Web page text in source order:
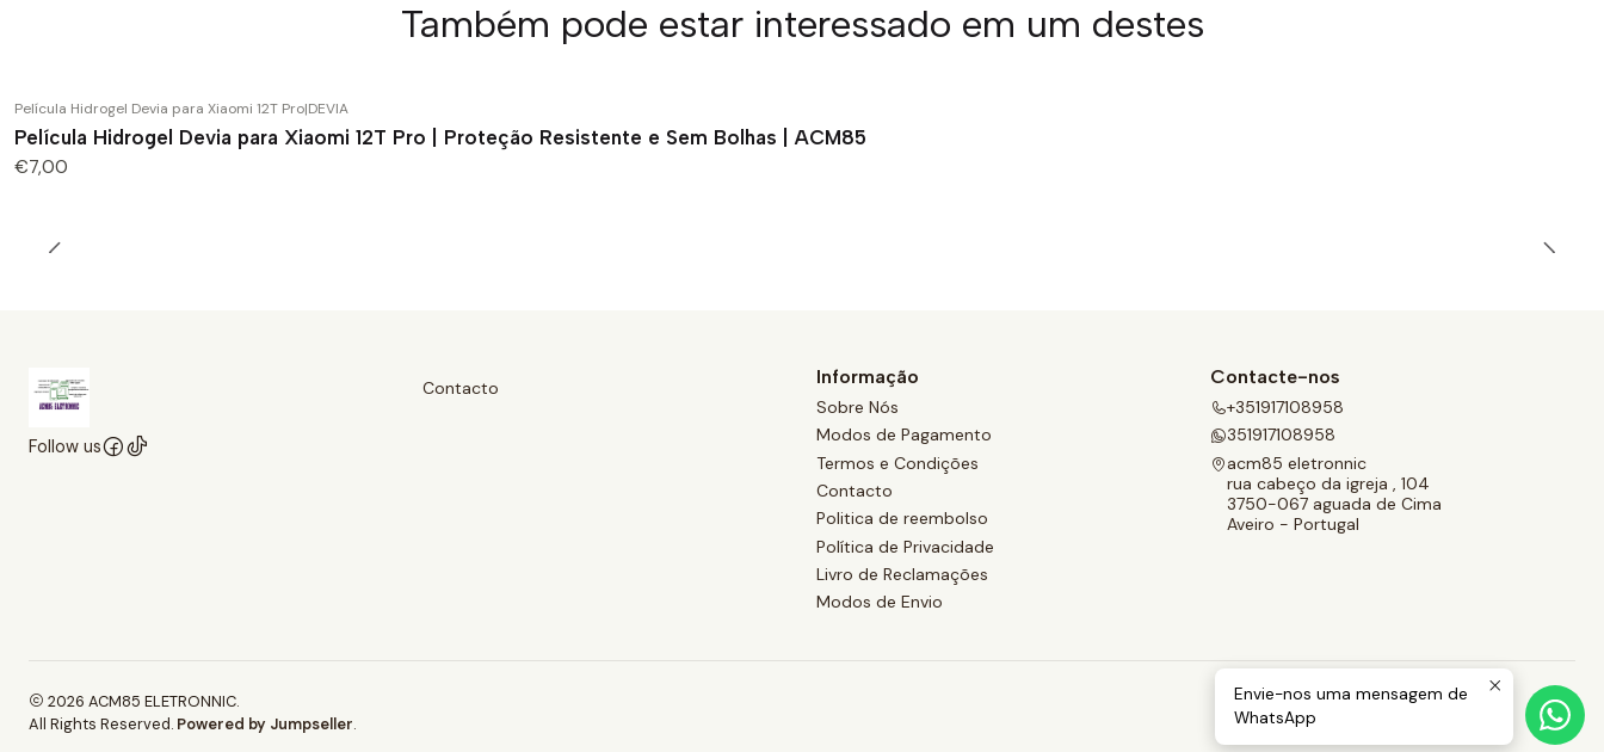
Também pode estar interessado em um destes
Película Hidrogel Devia para Xiaomi 12T Pro|DEVIA
Película Hidrogel Devia para Xiaomi 12T Pro | Proteção Resistente e Sem Bolhas | ACM85
€7,00
Follow us
Contacto
Informação
Sobre Nós
Modos de Pagamento
Termos e Condições
Contacto
Politica de reembolso
Política de Privacidade
Livro de Reclamações
Modos de Envio
Contacte-nos
+351917108958
351917108958
acm85 eletronnic
rua cabeço da igreja , 104
3750-067 aguada de Cima
Aveiro - Portugal
2026 ACM85 ELETRONNIC.
All Rights Reserved. Powered by Jumpseller.
Envie-nos uma mensagem de
WhatsApp